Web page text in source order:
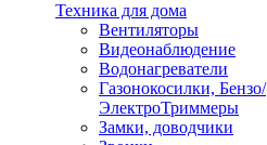
Техника для дома
Вентиляторы
Видеонаблюдение
Водонагреватели
Газонокосилки, Бензо/
ЭлектроТриммеры
Замки, доводчики